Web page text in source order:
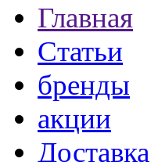
Главная
Статьи
бренды
акции
Доставка